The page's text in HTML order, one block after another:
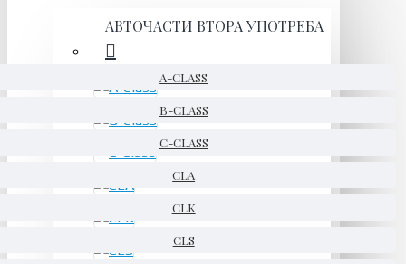
АВТОЧАСТИ ВТОРА УПОТРЕБА
A-CLASS
B-CLASS
C-CLASS
CLA
CLK
CLS